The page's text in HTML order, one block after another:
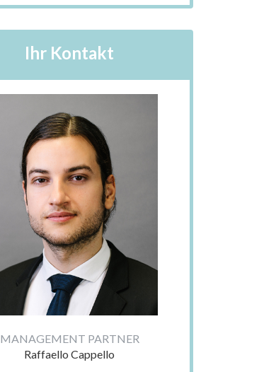
Ihr Kontakt
MANAGEMENT PARTNER
Raffaello Cappello